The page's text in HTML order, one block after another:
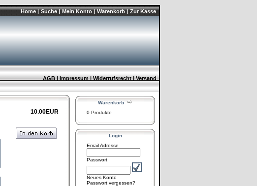
Home | Suche | Mein Konto | Warenkorb | Zur Kasse
AGB |Impressum |Widerrufsrecht |Versand
10.00EUR
Warenkorb
0 Produkte
Login
Email Adresse
Passwort
Neues Konto
Passwort vergessen?